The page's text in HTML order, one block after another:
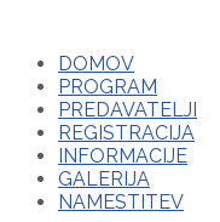
DOMOV
PROGRAM
PREDAVATELJI
REGISTRACIJA
INFORMACIJE
GALERIJA
NAMESTITEV